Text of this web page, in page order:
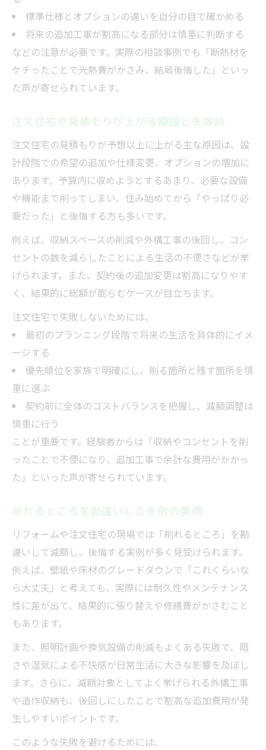
標準仕様とオプションの違いを自分の目で確かめる
将来の追加工事が割高になる部分は慎重に判断する
などの注意が必要です。実際の相談事例でも「断熱材を
ケチったことで光熱費がかさみ、結局後悔した」といっ
た声が寄せられています。
注文住宅で見積もりが上がる原因と失敗談
注文住宅の見積もりが予想以上に上がる主な原因は、設
計段階での希望の追加や仕様変更、オプションの増加に
あります。予算内に収めようとするあまり、必要な設備
や機能まで削ってしまい、住み始めてから「やっぱり必
要だった」と後悔する方も多いです。
例えば、収納スペースの削減や外構工事の後回し、コン
セントの数を減らしたことによる生活の不便さなどが挙
げられます。また、契約後の追加変更は割高になりやす
く、結果的に総額が膨らむケースが目立ちます。
注文住宅で失敗しないためには、
最初のプランニング段階で将来の生活を具体的にイメ
ージする
優先順位を家族で明確にし、削る箇所と残す箇所を慎
重に選ぶ
契約前に全体のコストバランスを把握し、減額調整は
慎重に行う
ことが重要です。経験者からは「収納やコンセントを削
ったことで不便になり、追加工事で余計な費用がかかっ
た」といった声が寄せられています。
削れるところを勘違いした失敗の実例
リフォームや注文住宅の現場では「削れるところ」を勘
違いして減額し、後悔する実例が多く見受けられます。
例えば、壁紙や床材のグレードダウンで「これくらいな
ら大丈夫」と考えても、実際には耐久性やメンテナンス
性に差が出て、結果的に張り替えや修繕費がかさむこと
もあります。
また、照明計画や換気設備の削減もよくある失敗で、暗
さや湿気による不快感が日常生活に大きな影響を及ぼし
ます。さらに、減額対象としてよく挙げられる外構工事
や造作収納も、後回しにしたことで割高な追加費用が発
生しやすいポイントです。
このような失敗を避けるためには、